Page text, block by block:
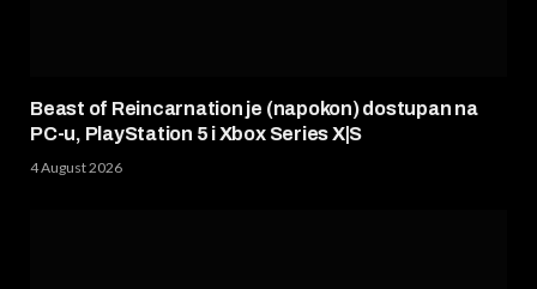
Beast of Reincarnation je (napokon) dostupan na
PC-u, PlayStation 5 i Xbox Series X|S
4 August 2026